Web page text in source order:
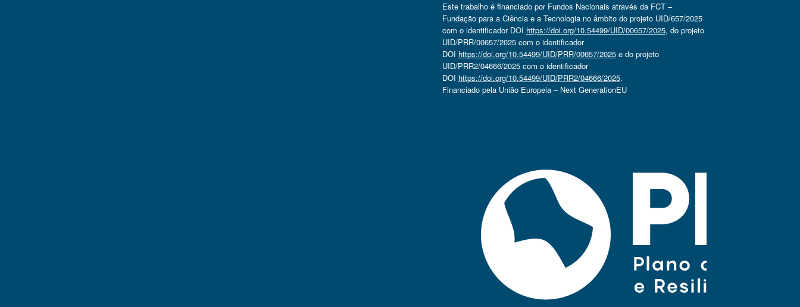
Este trabalho é financiado por Fundos Nacionais através da FCT –
Fundação para a Ciência e a Tecnologia no âmbito do projeto UID/657/2025
com o identificador DOI https://doi.org/10.54499/UID/00657/2025, do projeto
UID/PRR/00657/2025 com o identificador
DOI https://doi.org/10.54499/UID/PRR/00657/2025e do projeto
UID/PRR2/04666/2025 com o identificador
DOI https://doi.org/10.54499/UID/PRR2/04666/2025.
Financiado pela União Europeia – Next GenerationEU